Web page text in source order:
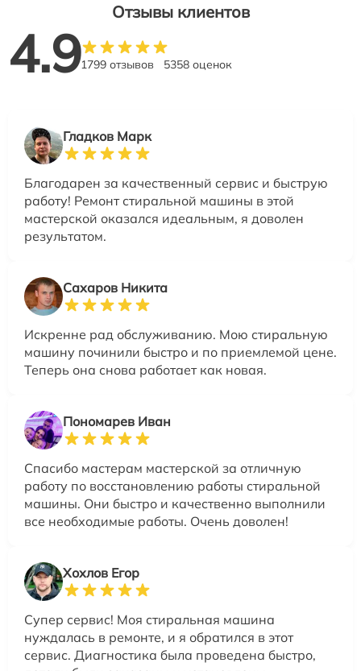
Отзывы клиентов
4.91799 отзывов 5358 оценок
Гладков Марк
Благодарен за качественный сервис и быструю
работу! Ремонт стиральной машины в этой
мастерской оказался идеальным, я доволен
результатом.
Сахаров Никита
Искренне рад обслуживанию. Мою стиральную
машину починили быстро и по приемлемой цене.
Теперь она снова работает как новая.
Пономарев Иван
Спасибо мастерам мастерской за отличную
работу по восстановлению работы стиральной
машины. Они быстро и качественно выполнили
все необходимые работы. Очень доволен!
Хохлов Егор
Супер сервис! Моя стиральная машина
нуждалась в ремонте, и я обратился в этот
сервис. Диагностика была проведена быстро,